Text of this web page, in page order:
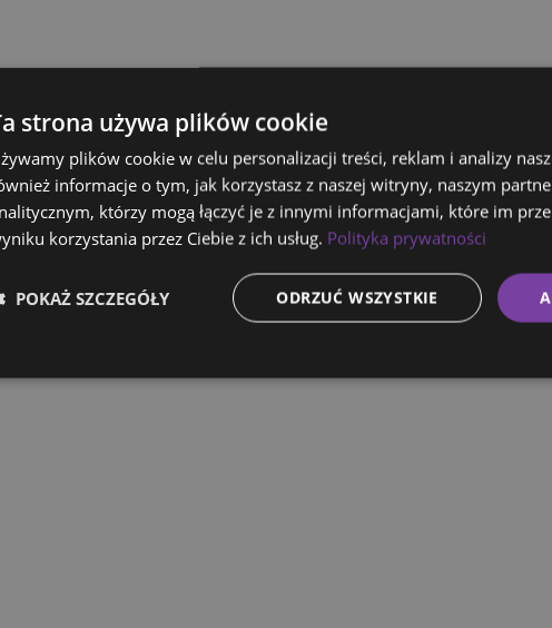
strona używa plików cookie
plików cookie w celu personalizacji treści, reklam i analizy
informacje o tym, jak korzystasz z naszej witryny, naszym
którzy mogą łączyć je z innymi informacjami, które im
korzystania przez Ciebie z ich usług. Polityka prywatności
ODRZUĆ WSZYSTKIE
POKAŻ SZCZEGÓŁY